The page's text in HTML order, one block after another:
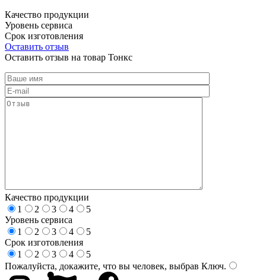
Качество продукции
Уровень сервиса
Срок изготовления
Оставить отзыв
Оставить отзыв на товар Тонкс
Качество продукции
1
2 3 4
5
Уровень сервиса
1
2 3 4
5
Срок изготовления
1
2 3 4
5
Пожалуйста, докажите, что вы человек, выбрав Ключ.